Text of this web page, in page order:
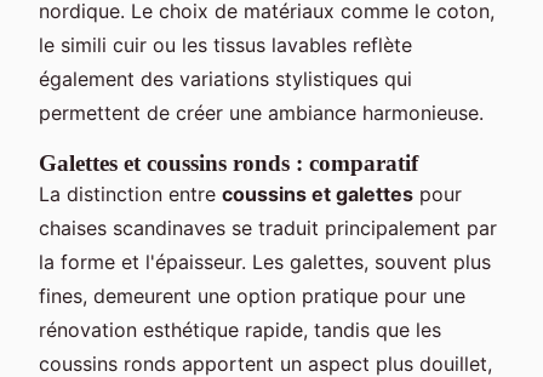
nordique. Le choix de matériaux comme le coton,
le simili cuir ou les tissus lavables reflète
également des variations stylistiques qui
permettent de créer une ambiance harmonieuse.
Galettes et coussins ronds : comparatif
La distinction entre coussins et galettes pour
chaises scandinaves se traduit principalement par
la forme et l'épaisseur. Les galettes, souvent plus
fines, demeurent une option pratique pour une
rénovation esthétique rapide, tandis que les
coussins ronds apportent un aspect plus douillet,